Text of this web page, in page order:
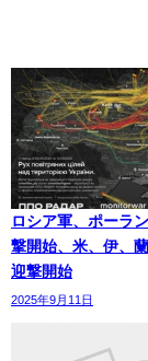
ロシア軍、ポーラ
撃開始、米、伊、蘭
迎撃開始
2025年9月11日